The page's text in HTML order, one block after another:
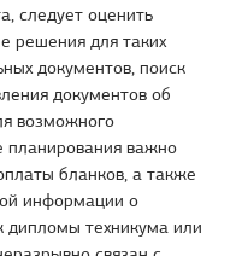
следует оценить
решения для таких
документов, поиск
документов об
возможного
планирования важно
бланков, а также
информации о
дипломы техникума или